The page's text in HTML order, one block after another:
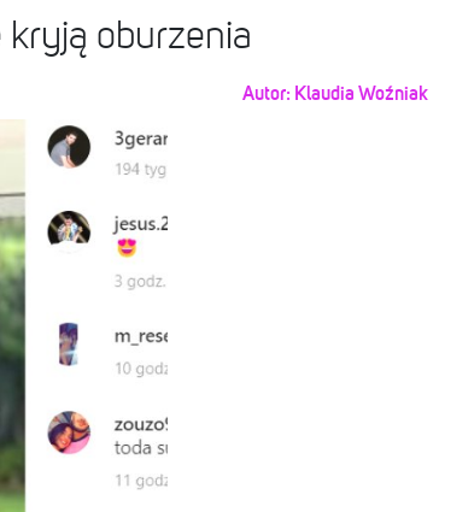
kryją oburzenia
Autor: Klaudia Woźniak